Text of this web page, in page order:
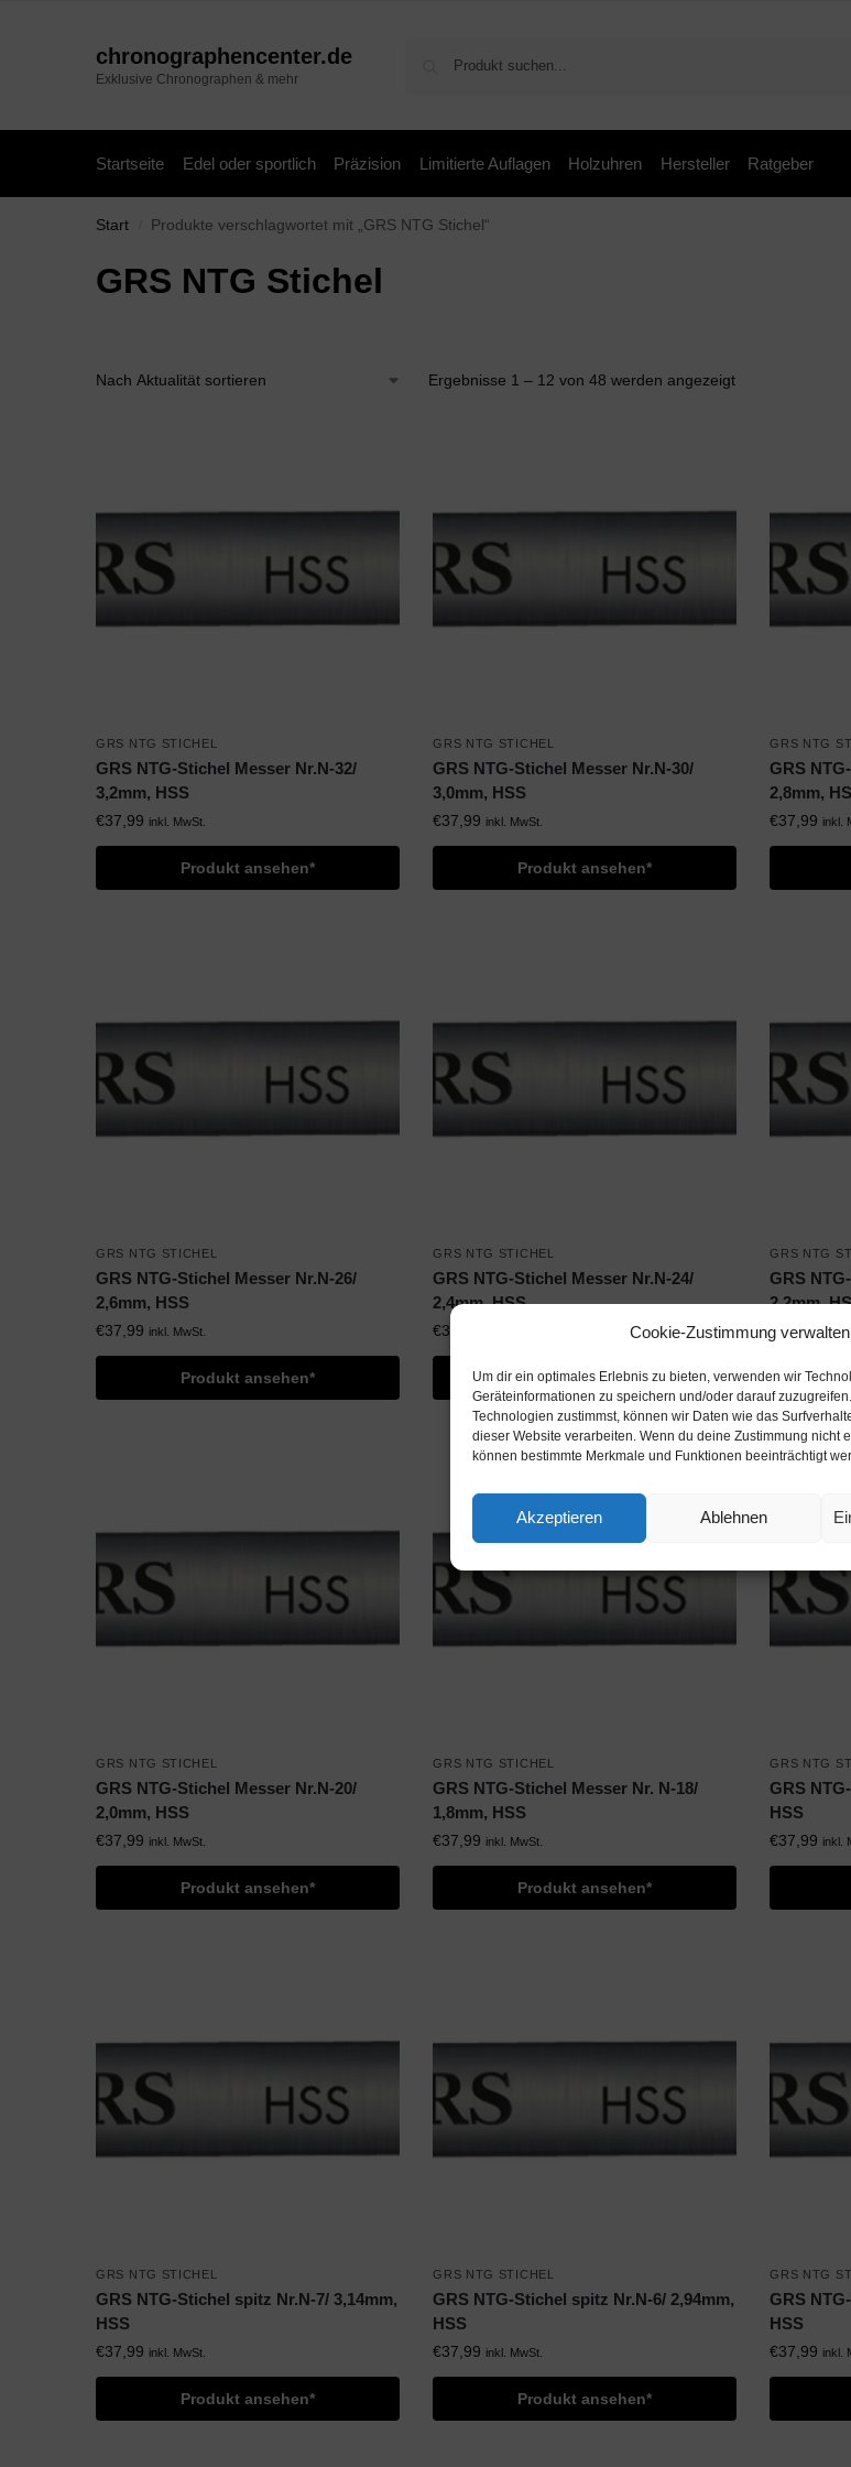
Cookie-Zustimmung verwalten
Um dir ein optimales Erlebnis zu bieten, verwenden wir
Geräteinformationen zu speichern und/oder darauf
Technologien zustimmst, können wir Daten wie das
dieser Website verarbeiten. Wenn du deine Zustimmung nicht
können bestimmte Merkmale und Funktionen beeinträchtigt
Akzeptieren Ablehnen
chronographencenter.de
Exklusive Chronographen & mehr
Startseite Edel oder sportlich Präzision Limitierte Auflagen Holzuhren Hersteller Ratgeber
Start Produkte verschlagwortet mit „GRS NTG Stichel“
GRS NTG Stichel
Ergebnisse 1 – 12 von 48 werden angezeigt
GRS NTG STICHEL
GRS NTG-Stichel Messer Nr.N-32/
3,2mm, HSS
€37,99 inkl. MwSt.
Produkt ansehen*
GRS NTG STICHEL
GRS NTG-Stichel Messer Nr.N-30/
3,0mm, HSS
€37,99 inkl. MwSt.
Produkt ansehen*
GRS NTG
GRS
2,8mm,
€37,99 inkl.
GRS NTG STICHEL
GRS NTG-Stichel Messer Nr.N-26/
2,6mm, HSS
€37,99 inkl. MwSt.
Produkt ansehen*
GRS NTG STICHEL
GRS NTG-Stichel Messer Nr.N-24/
2,4mm, HSS
€37,99
Produkt ansehen*
GRS NTG
GRS
2,2mm,
€ 37,99 inkl.
GRS NTG STICHEL
GRS NTG-Stichel Messer Nr.N-20/
2,0mm, HSS
€37,99 inkl. MwSt.
Produkt ansehen*
GRS NTG STICHEL
GRS NTG-Stichel Messer Nr. N-18/
1,8mm, HSS
€37,99 inkl. MwSt.
Produkt ansehen*
GRS NTG
GRS
HSS
€37,99 inkl.
GRS NTG STICHEL
GRS NTG-Stichel spitz Nr.N-7/ 3,14mm,
HSS
€37,99 inkl. MwSt.
Produkt ansehen*
GRS NTG STICHEL
GRS NTG-Stichel spitz Nr.N-6/ 2,94mm,
HSS
€37,99 inkl. MwSt.
Produkt ansehen*
GRS NTG
GRS
HSS
€37,99 inkl.